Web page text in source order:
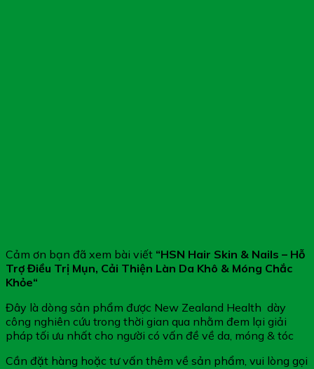
Cảm ơn bạn đã xem bài viết “HSN Hair Skin & Nails – Hỗ
Trợ Điều Trị Mụn, Cải Thiện Làn Da Khô & Móng Chắc
Khỏe“
Đây là dòng sản phẩm được New Zealand Health dày
công nghiên cứu trong thời gian qua nhằm đem lại giải
pháp tối ưu nhất cho người có vấn đề về da, móng & tóc
Cần đặt hàng hoặc tư vấn thêm về sản phẩm, vui lòng gọi